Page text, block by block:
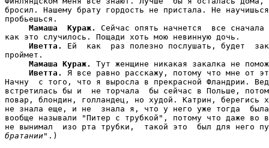
бросил. Нашему брату гордость не пристала. Не
пробьешься.
Мамаша  Кураж.
Сейчас опять начнется  все
как это случилось. Пощади хоть мою невинную дочь.
Иветта.
Ей  как  раз полезно послушать, будет
проймет.
Мамаша Кураж.
Тут женщине никакая закалка не
Иветта.
Я все равно расскажу, потому что мне от
Начну  с того, что я выросла в прекрасной Фландрии.
встретилась бы и  не торчала  бы сейчас в Польше,
повар, блондин, голландец, но худой. Катрин, берегись
не знала еще, и не  знала я, что у него уже тогда
вообще называли "Питер с трубкой", потому что даже во
не вынимал  изо рта трубки,  такой это  был для него
братании".)